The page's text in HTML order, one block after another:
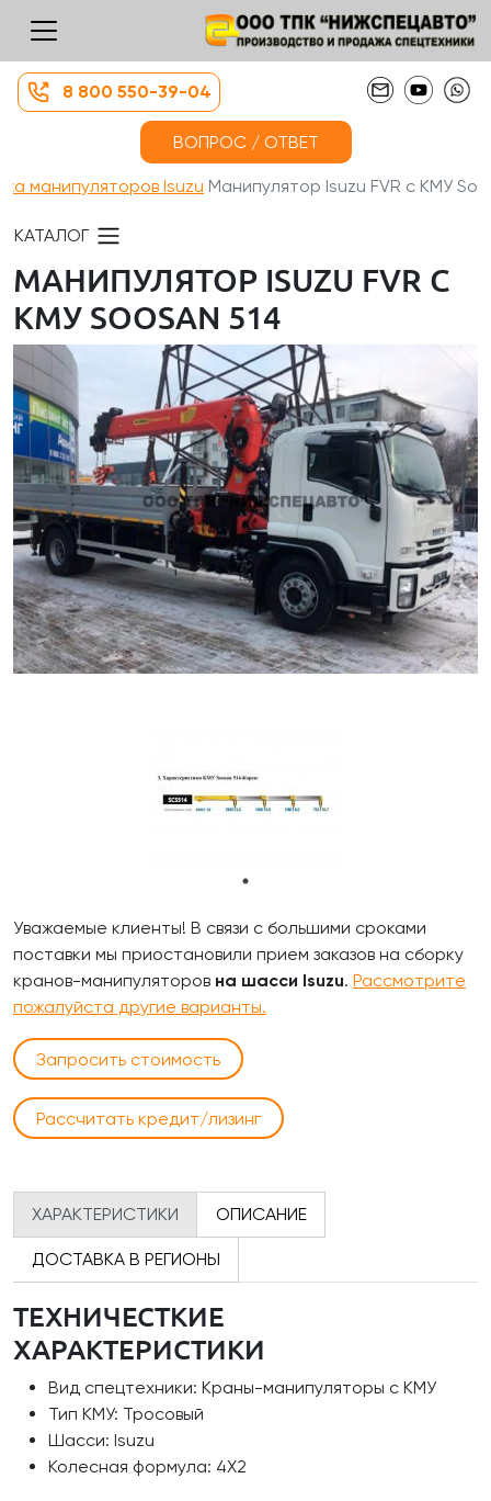
8 800 550-39-04
ВОПРОС / ОТВЕТ
манипуляторов Isuzu Манипулятор Isuzu FVR с КМУ So...
КАТАЛОГ
МАНИПУЛЯТОР ISUZU FVR С
КМУ SOOSAN 514
Уважаемые клиенты! В связи с большими сроками
поставки мы приостановили прием заказов на сборку
кранов-манипуляторов на шасси Isuzu. Рассмотрите
пожалуйста другие варианты.
Запросить стоимость
Рассчитать кредит/лизинг
ХАРАКТЕРИСТИКИ ОПИСАНИЕ
ДОСТАВКА В РЕГИОНЫ
ТЕХНИЧЕСТКИЕ
ХАРАКТЕРИСТИКИ
Вид спецтехники: Краны-манипуляторы с КМУ
Тип КМУ: Тросовый
Шасси: Isuzu
Колесная формула: 4Х2